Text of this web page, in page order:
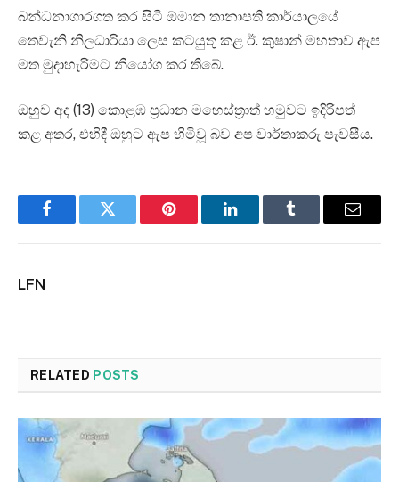
බන්ධනාගාරගත කර සිටි ඕමාන තානාපති කාර්යාලයේ
තෙවැනි නිලධාරියා ලෙස කටයුතු කළ ඊ. කුෂාන් මහතාව ඇප
මත මුදාහැරීමට නියෝග කර තිබේ.
ඔහුව අද (13) කොළඹ ප්‍රධාන මහෙස්ත්‍රාත් හමුවට ඉදිරිපත්
කළ අතර, එහිදී ඔහුට ඇප හිමිවූ බව අප වාර්තාකරු පැවසීය.
FacebookTwitter Pinterest LinkedInTumblr Email
LFN
RELATED POSTS